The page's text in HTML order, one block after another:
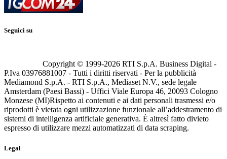
Seguici su
Copyright © 1999-2026 RTI S.p.A. Business Digital -
P.Iva 03976881007 - Tutti i diritti riservati - Per la pubblicità
Mediamond S.p.A. - RTI S.p.A., Mediaset N.V., sede legale
Amsterdam (Paesi Bassi) - Uffici Viale Europa 46, 20093 Cologno
Monzese (MI)Rispetto ai contenuti e ai dati personali trasmessi e/o
riprodotti è vietata ogni utilizzazione funzionale all’addestramento di
sistemi di intelligenza artificiale generativa. È altresì fatto divieto
espresso di utilizzare mezzi automatizzati di data scraping.
Legal